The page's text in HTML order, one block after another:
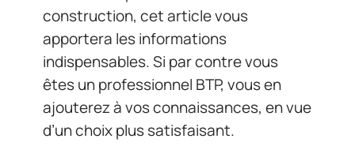
construction, cet article vous
apportera les informations
indispensables. Si par contre vous
êtes un professionnel BTP, vous en
ajouterez à vos connaissances, en vue
d’un choix plus satisfaisant.